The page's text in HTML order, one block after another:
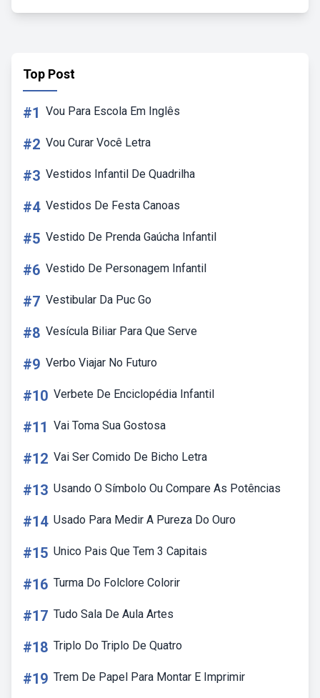
Top Post
#1 Vou Para Escola Em Inglês
#2 Vou Curar Você Letra
#3 Vestidos Infantil De Quadrilha
#4 Vestidos De Festa Canoas
#5 Vestido De Prenda Gaúcha Infantil
#6 Vestido De Personagem Infantil
#7 Vestibular Da Puc Go
#8 Vesícula Biliar Para Que Serve
#9 Verbo Viajar No Futuro
#10 Verbete De Enciclopédia Infantil
#11 Vai Toma Sua Gostosa
#12 Vai Ser Comido De Bicho Letra
#13 Usando O Símbolo Ou Compare As Potências
#14 Usado Para Medir A Pureza Do Ouro
#15 Unico Pais Que Tem 3 Capitais
#16 Turma Do Folclore Colorir
#17 Tudo Sala De Aula Artes
#18 Triplo Do Triplo De Quatro
#19 Trem De Papel Para Montar E Imprimir